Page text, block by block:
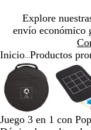
Explore
envío económico
Diapositiva
1
Inicio Productos
Imagen
ampliable
con
zoom
Ampliado
mínimo
Haga
para
expandir
Use
tecla
más
(+)
con
al
Use
la
de
(+)
Diapositiva
de
Juego 3 en 1 con